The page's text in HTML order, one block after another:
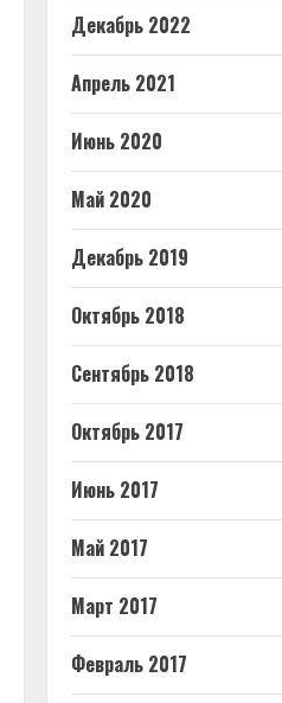
Декабрь 2022
Апрель 2021
Июнь 2020
Май 2020
Декабрь 2019
Октябрь 2018
Сентябрь 2018
Октябрь 2017
Июнь 2017
Май 2017
Март 2017
Февраль 2017